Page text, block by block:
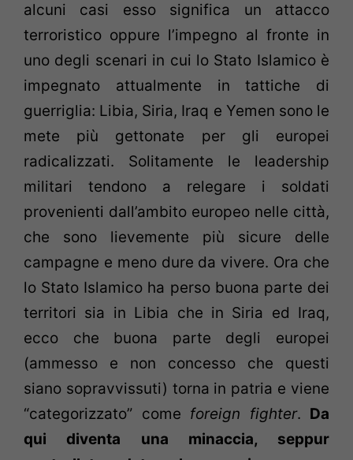
alcuni casi esso significa un attacco
terroristico oppure l’impegno al fronte in
uno degli scenari in cui lo Stato Islamico è
impegnato attualmente in tattiche di
guerriglia: Libia, Siria, Iraq e Yemen sono le
mete più gettonate per gli europei
radicalizzati. Solitamente le leadership
militari tendono a relegare i soldati
provenienti dall’ambito europeo nelle città,
che sono lievemente più sicure delle
campagne e meno dure da vivere. Ora che
lo Stato Islamico ha perso buona parte dei
territori sia in Libia che in Siria ed Iraq,
ecco che buona parte degli europei
(ammesso e non concesso che questi
siano sopravvissuti) torna in patria e viene
“categorizzato” come foreign fighter. Da
qui diventa una minaccia, seppur